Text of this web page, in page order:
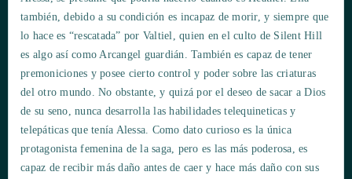
también, debido a su condición es incapaz de morir, y siempre que
lo hace es “rescatada” por Valtiel, quien en el culto de Silent Hill
es algo así como Arcangel guardián. También es capaz de tener
premoniciones y posee cierto control y poder sobre las criaturas
del otro mundo. No obstante, y quizá por el deseo de sacar a Dios
de su seno, nunca desarrolla las habilidades telequineticas y
telepáticas que tenía Alessa. Como dato curioso es la única
protagonista femenina de la saga, pero es las más poderosa, es
capaz de recibir más daño antes de caer y hace más daño con sus